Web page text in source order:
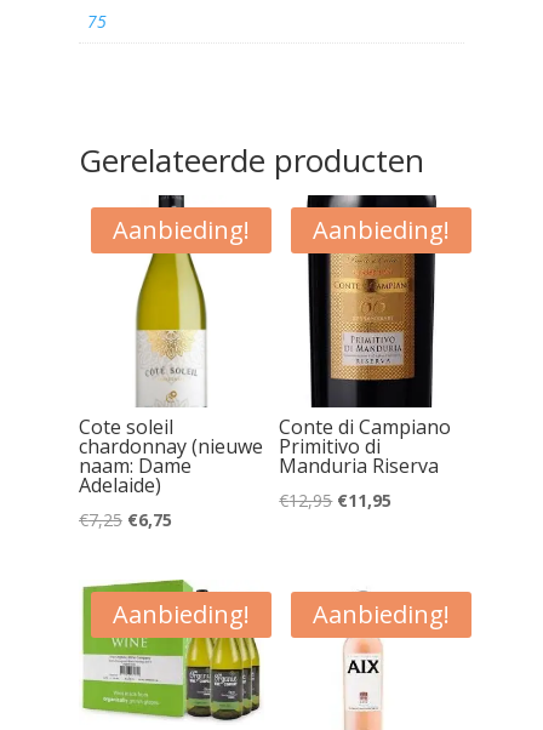
75
Gerelateerde producten
Aanbieding!
Cote soleil
chardonnay (nieuwe
naam: Dame
Adelaide)
€7,25 Oorspronkelijke
was:
€7,25.
€6,75Huidige
is:
€6,75.
Aanbieding!
Conte di Campiano
Primitivo di
Manduria Riserva
€12,95 Oorspronkelijke
€12,95.
€11,95
€11,95.
Aanbieding! Aanbieding!